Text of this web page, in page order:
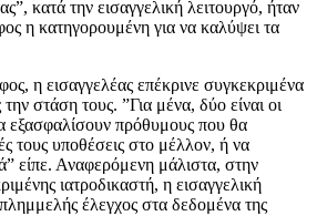
κατά την εισαγγελική λειτουργό, ήταν
η κατηγορουμένη για να καλύψει τα
η εισαγγελέας επέκρινε συγκεκριμένα
στάση τους. ”Για μένα, δύο είναι οι
εξασφαλίσουν πρόθυμους που θα
τους υποθέσεις στο μέλλον, ή να
είπε. Αναφερόμενη μάλιστα, στην
ιατροδικαστή, η εισαγγελική
πλημμελής έλεγχος στα δεδομένα της